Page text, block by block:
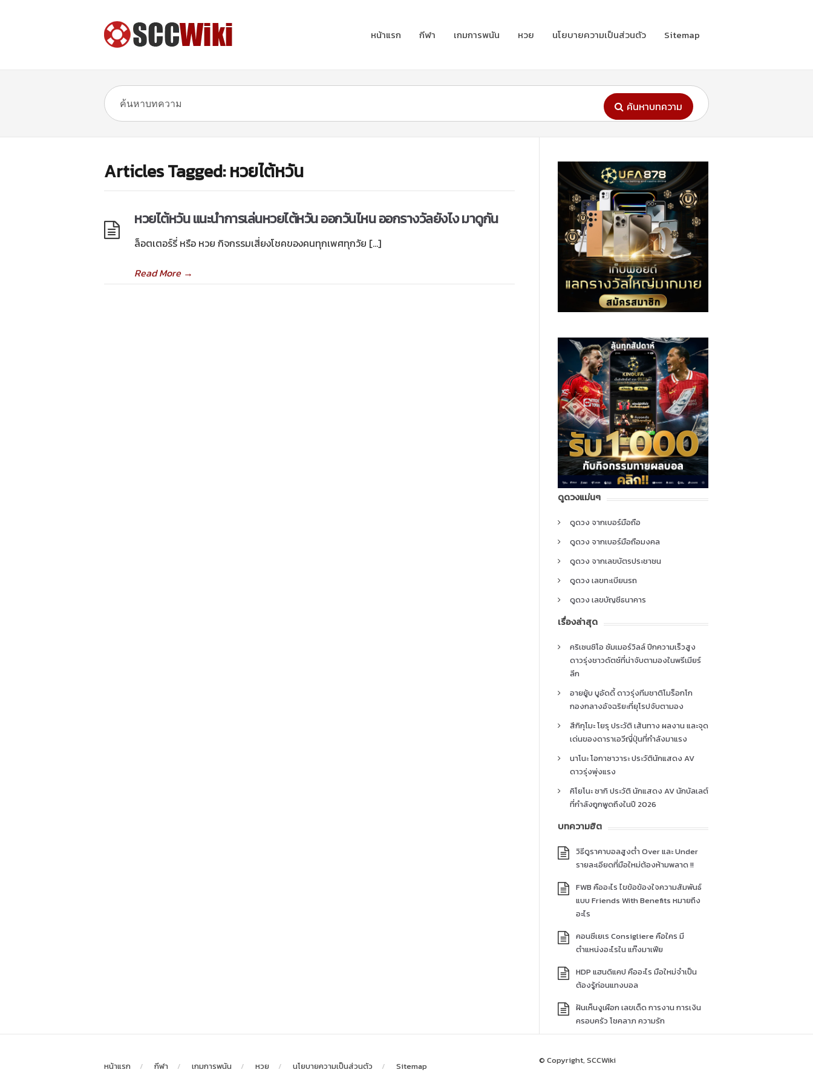
หน้าแรก กีฬา เกมการพนัน หวย นโยบายความเป็นส่วนตัว Sitemap
ค้นหาบทความ
Articles Tagged: หวยไต้หวัน
หวยไต้หวัน แนะนำการเล่นหวยไต้หวัน ออกวันไหน ออกรางวัลยังไง มาดูกัน
ล็อตเตอร์รี่ หรือ หวย กิจกรรมเสี่ยงโชคของคนทุกเพศทุกวัย […]
Read More→
ดูดวงแม่นๆ
ดูดวง จากเบอร์มือถือ
ดูดวง จากเบอร์มือถือมงคล
ดูดวง จากเลขบัตรประชาชน
ดูดวง เลขทะเบียนรถ
ดูดวง เลขบัญชีธนาคาร
เรื่องล่าสุด
คริเซนซิโอ ซัมเมอร์วิลล์ ปีกความเร็วสูง
ดาวรุ่งชาวดัตช์ที่น่าจับตามองในพรีเมียร์
ลีก
อายยู้บ บูอัดดี้ ดาวรุ่งทีมชาติโมร็อกโก
กองกลางอัจฉริยะที่ยุโรปจับตามอง
สึกิกุโมะ โยรุ ประวัติ เส้นทาง ผลงาน และจุด
เด่นของดาราเอวีญี่ปุ่นที่กำลังมาแรง
นาโนะ โอกาซาวาระ ประวัตินักแสดง AV
ดาวรุ่งพุ่งแรง
คิโยโนะ ซากิ ประวัติ นักแสดง AV นักบัลเลต์
ที่กำลังถูกพูดถึงในปี 2026
บทความฮิต
วิธีดูราคาบอลสูงต่ำ Over และ Under
รายละเอียดที่มือใหม่ต้องห้ามพลาด !!
FWB คืออะไร ไขข้อข้องใจความสัมพันธ์
แบบ Friends With Benefits หมายถึง
อะไร
คอนซีเยเร Consigliere คือใคร มี
ตำแหน่งอะไรใน แก๊งมาเฟีย
HDP แฮนดิแคป คืออะไร มือใหม่จำเป็น
ต้องรู้ก่อนแทงบอล
ฝันเห็นงูเผือก เลขเด็ด การงาน การเงิน
ครอบครัว โชคลาภ ความรัก
หน้าแรก กีฬา เกมการพนัน หวย นโยบายความเป็นส่วนตัว Sitemap
© Copyright, SCCWiki